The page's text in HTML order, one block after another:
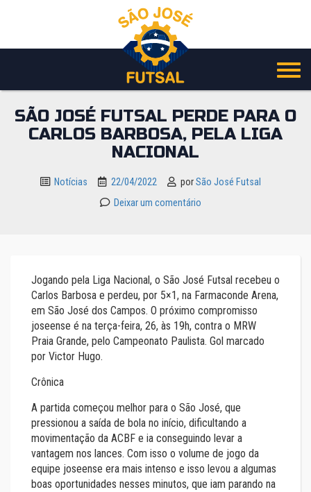
o
SÃO JOSÉ FUTSAL PERDE PARA O
CARLOS BARBOSA, PELA LIGA
NACIONAL
Notícias 22/04/2022 porSão José Futsal
Deixar um comentário
Jogando pela Liga Nacional, o São José Futsal recebeu o
Carlos Barbosa e perdeu, por 5×1, na Farmaconde Arena,
em São José dos Campos. O próximo compromisso
joseense é na terça-feira, 26, às 19h, contra o MRW
Praia Grande, pelo Campeonato Paulista. Gol marcado
por Victor Hugo.
Crônica
A partida começou melhor para o São José, que
pressionou a saída de bola no início, dificultando a
movimentação da ACBF e ia conseguindo levar a
vantagem nos lances. Com isso o volume de jogo da
equipe joseense era mais intenso e isso levou a algumas
boas oportunidades nesses minutos, que iam parando na